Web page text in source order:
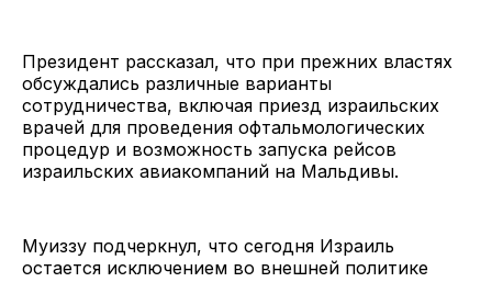
Президент рассказал, что при прежних властях
обсуждались различные варианты
сотрудничества, включая приезд израильских
врачей для проведения офтальмологических
процедур и возможность запуска рейсов
израильских авиакомпаний на Мальдивы.
Муиззу подчеркнул, что сегодня Израиль
остается исключением во внешней политике